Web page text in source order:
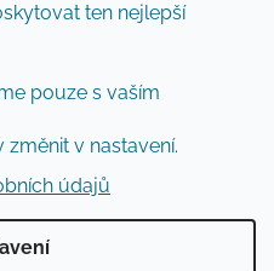
ten nejlepší
pouze s vaším
v nastavení.
údajů
spodmínkami